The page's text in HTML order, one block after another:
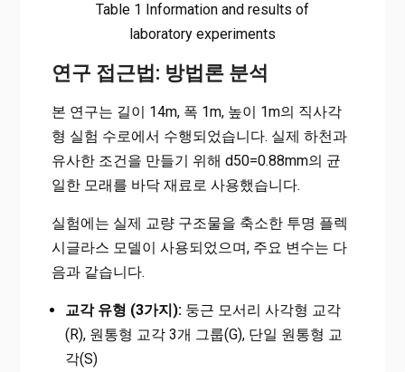
Table 1 Information and results of
laboratory experiments
연구 접근법: 방법론 분석
본 연구는 길이 14m, 폭 1m, 높이 1m의 직사각
형 실험 수로에서 수행되었습니다. 실제 하천과
유사한 조건을 만들기 위해 d50=0.88mm의 균
일한 모래를 바닥 재료로 사용했습니다.
실험에는 실제 교량 구조물을 축소한 투명 플렉
시글라스 모델이 사용되었으며, 주요 변수는 다
음과 같습니다.
교각 유형 (3가지):둥근 모서리 사각형 교각
(R), 원통형 교각 3개 그룹(G), 단일 원통형 교
각(S)